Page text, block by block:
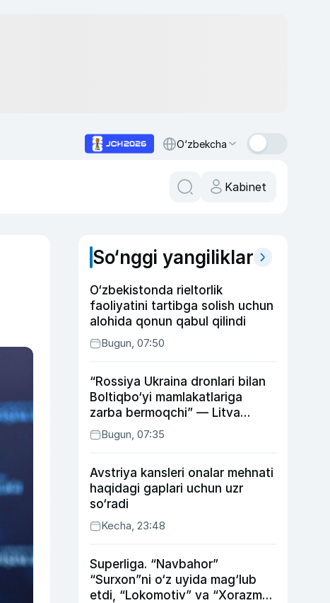
O‘zbekcha
Kabinet
So‘nggi yangiliklar
O‘zbekistonda rieltorlik
faoliyatini tartibga solish uchun
alohida qonun qabul qilindi
Bugun, 07:50
“Rossiya Ukraina dronlari bilan
Boltiqbo‘yi mamlakatlariga
zarba bermoqchi” — Litva
mudofaa vaziri
Bugun, 07:35
Avstriya kansleri onalar mehnati
haqidagi gaplari uchun uzr
so‘radi
Kecha, 23:48
Superliga. “Navbahor”
“Surxon”ni o‘z uyida mag‘lub
etdi, “Lokomotiv” va “Xorazm”